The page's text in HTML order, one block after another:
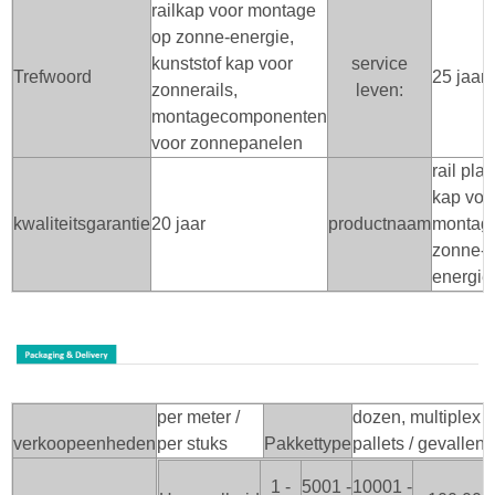
Trefwoord
railkap voor montage
op zonne-energie,
kunststof kap voor
zonnerails,
montagecomponenten
voor zonnepanelen
service
leven:
25 jaar
kwaliteitsgarantie20 jaar productnaam
rail
kap
zonne-
energie
verkoopeenheden
per meter /
per stuks
Pakkettype
dozen, multiplex
pallets / gevallen
1 - 5001 -10001 -